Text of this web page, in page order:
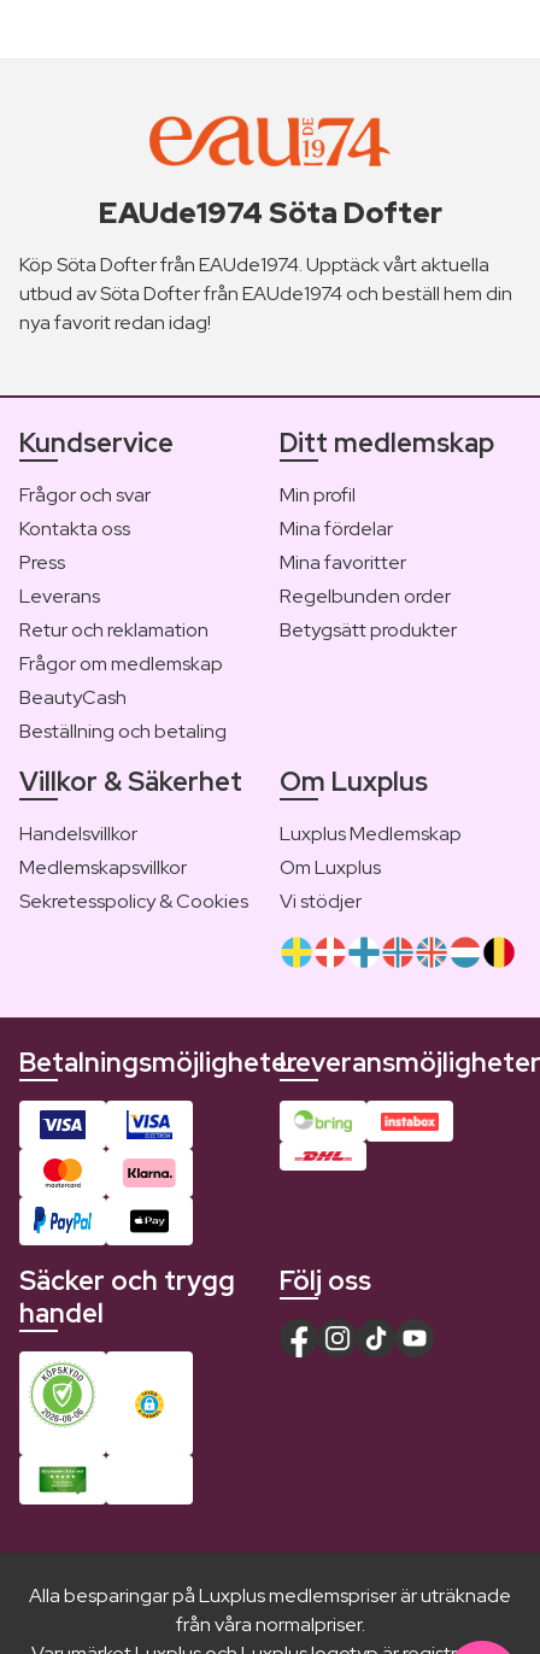
EAUde1974 Söta Dofter
Köp Söta Dofter från EAUde1974. Upptäck vårt aktuella
utbud av Söta Dofter från EAUde1974 och beställ hem din
nya favorit redan idag!
Kundservice
Frågor och svar
Kontakta oss
Press
Leverans
Retur och reklamation
Frågor om medlemskap
BeautyCash
Beställning och betaling
Ditt medlemskap
Min profil
Mina fördelar
Mina favoritter
Regelbunden order
Betygsätt produkter
Villkor & Säkerhet
Handelsvillkor
Medlemskapsvillkor
Sekretesspolicy & Cookies
Om Luxplus
Luxplus Medlemskap
Om Luxplus
Vi stödjer
BetalningsmöjligheterLeveransmöjligheter
Säcker och trygg
handel
Följ oss
Alla besparingar på Luxplus medlemspriser är uträknade
från våra normalpriser.